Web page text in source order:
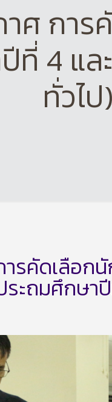
ศ การ
4 แล
ทั่วไ
รคัดเลือก
ระถมศึกษ